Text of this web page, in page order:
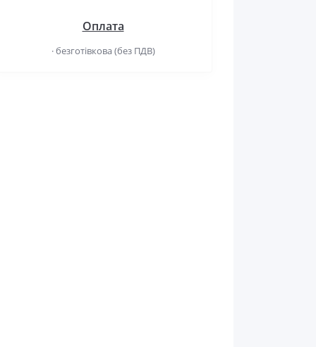
Оплата
· безготівкова (без ПДВ)